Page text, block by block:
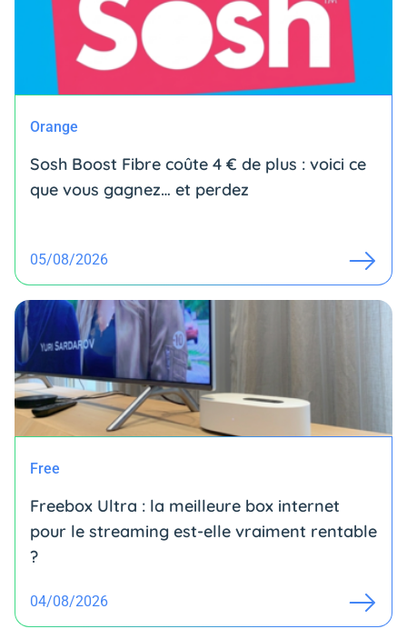
Orange
Sosh Boost Fibre coûte 4 € de plus : voici ce
que vous gagnez… et perdez
05/08/2026
Free
Freebox Ultra : la meilleure box internet
pour le streaming est-elle vraiment rentable
?
04/08/2026